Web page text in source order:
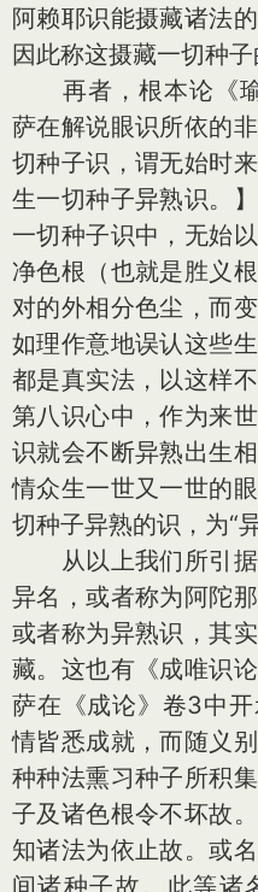
阿赖耶识能摄藏诸法
因此称这摄藏一切种子
再者，根本论《瑜
萨在解说眼识所依的
切种子识，谓无始时
生一切种子异熟识。
一切种子识中，无始
净色根（也就是胜义
对的外相分色尘，而
如理作意地误认这些
都是真实法，以这样
第八识心中，作为来
识就会不断异熟出生
情众生一世又一世的
切种子异熟的识，为“异
从以上我们所引据
异名，或者称为阿陀
或者称为异熟识，其
藏。这也有《成唯识
萨在《成论》卷3中
情皆悉成就，而随义
种种法熏习种子所积
子及诸色根令不坏故
知诸法为依止故。或
间诸种子故。此等诸